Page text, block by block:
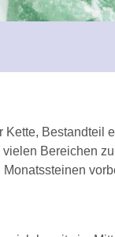
Kette, Bestandteil
Bereichen